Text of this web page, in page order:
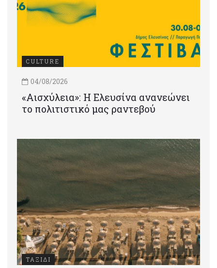
CULTURE
04/08/2026
«Αισχύλεια»: Η Ελευσίνα ανανεώνει
το πολιτιστικό μας ραντεβού
ΤΑΞΙΔΙ